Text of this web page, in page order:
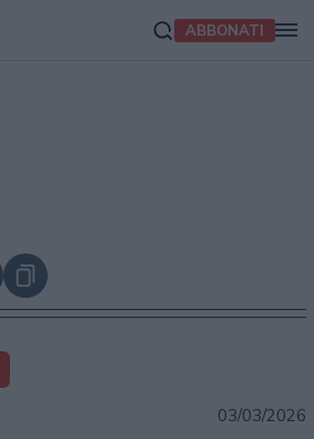
ABBONATI
03/03/2026